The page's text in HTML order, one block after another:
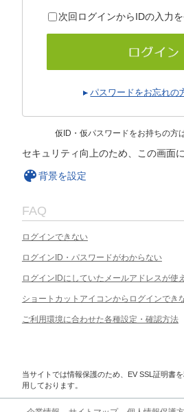
次回ログインからIDの入力
パスワードをお忘れの
仮ID・仮パスワードをお持ちの方
セキュリティ向上のため、この画面
背景を設定
FAQ
ログインできない
ログインID・パスワードがわからない
ログインIDにしていたメールアドレスが使
ショートカットアイコンからログインでき
ご利用環境に合わせた各種設定・確認方法
当サイトでは情報保護のため、EV SSL証明書
用しております。